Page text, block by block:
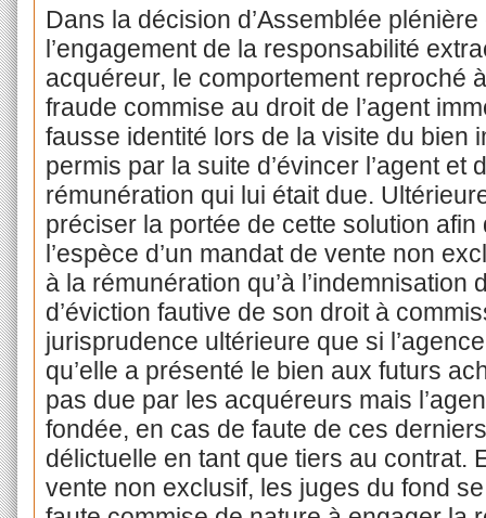
Dans la décision d’Assemblée
l’engagement de la responsabilité
acquéreur, le comportement reproché
fraude commise au droit de l’agent
fausse identité lors de la visite du bien
permis par la suite d’évincer l’agent et
rémunération qui lui était due.
préciser la portée de cette solution afin
l’espèce d’un mandat de vente non
à la rémunération qu’à l’indemnisation
d’éviction fautive de son droit à
jurisprudence ultérieure que si
qu’elle a présenté le bien aux futurs
pas due par les acquéreurs mais
fondée, en cas de faute de ces
délictuelle en tant que tiers au contrat.
vente non exclusif, les juges du fond